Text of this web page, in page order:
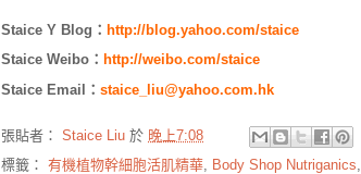
Staice Y Blog： http://blog.yahoo.com/staice
Staice Weibo： http://weibo.com/staice
Staice Email： staice_liu@yahoo.com.hk
張貼者： Staice Liu 於 晚上7:08
標籤： 有機植物幹細胞活肌精華 Body Shop Nutriganics